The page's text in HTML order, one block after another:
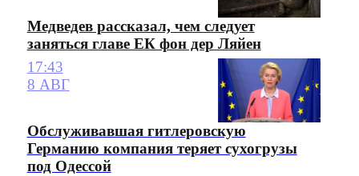
Медведев рассказал, чем следует
заняться главе ЕК фон дер Ляйен
17:43
8 АВГ
Обслуживавшая гитлеровскую
Германию компания теряет сухогрузы
под Одессой